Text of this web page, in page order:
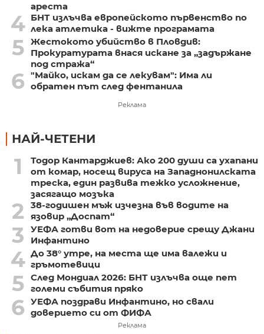
ареста
4 БНТ излъчва европейското първенство по
лека атлетика - вижте програмата
5 Жестокото убийство в Пловдив:
Прокуратурата внася искане за „задържане
под стража“
6 "Майко, искам да се лекувам": Има ли
обратен път след фентанила
Реклама
НАЙ-ЧЕТЕНИ
1
Тодор Кантарджиев: Ако 200 души са ухапани
от комар, носещ вируса на Западнонилската
треска, един развива тежко усложнение,
засягащо мозъка
2
38-годишен мъж изчезна във водите на
язовир „Доспат“
3
УЕФА готви вот на недоверие срещу Джани
Инфантино
4 До 38° утре, на места ще има валежи и
гръмотевици
5 След Мондиал 2026: БНТ излъчва още пет
големи събития пряко
6 УЕФА поздрави Инфантино, но свали
доверието си от ФИФА
Реклама